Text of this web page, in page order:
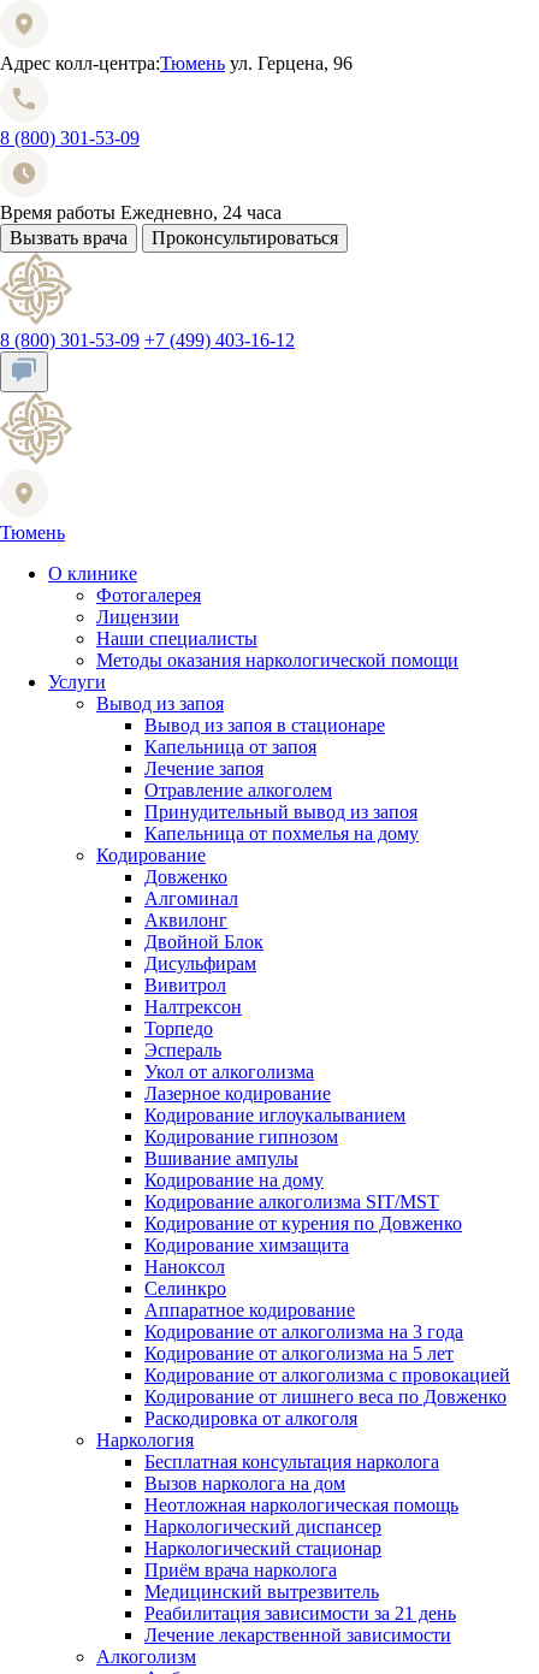
Адрес колл-центра:Тюмень ул. Герцена, 96
8 (800) 301-53-09
Время работы Ежедневно, 24 часа
Вызвать врача
Проконсультироваться
8 (800) 301-53-09 +7 (499) 403-16-12
Тюмень
О клинике
Фотогалерея
Лицензии
Наши специалисты
Методы оказания наркологической помощи
Услуги
Вывод из запоя
Вывод из запоя в стационаре
Капельница от запоя
Лечение запоя
Отравление алкоголем
Принудительный вывод из запоя
Капельница от похмелья на дому
Кодирование
Довженко
Алгоминал
Аквилонг
Двойной Блок
Дисульфирам
Вивитрол
Налтрексон
Торпедо
Эспераль
Укол от алкоголизма
Лазерное кодирование
Кодирование иглоукалыванием
Кодирование гипнозом
Вшивание ампулы
Кодирование на дому
Кодирование алкоголизма SIT/MST
Кодирование от курения по Довженко
Кодирование химзащита
Наноксол
Селинкро
Аппаратное кодирование
Кодирование от алкоголизма на 3 года
Кодирование от алкоголизма на 5 лет
Кодирование от алкоголизма с провокацией
Кодирование от лишнего веса по Довженко
Раскодировка от алкоголя
Наркология
Бесплатная консультация нарколога
Вызов нарколога на дом
Неотложная наркологическая помощь
Наркологический диспансер
Наркологический стационар
Приём врача нарколога
Медицинский вытрезвитель
Реабилитация зависимости за 21 день
Лечение лекарственной зависимости
Алкоголизм